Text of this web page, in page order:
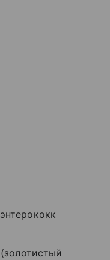
энтерококк
(золотистый